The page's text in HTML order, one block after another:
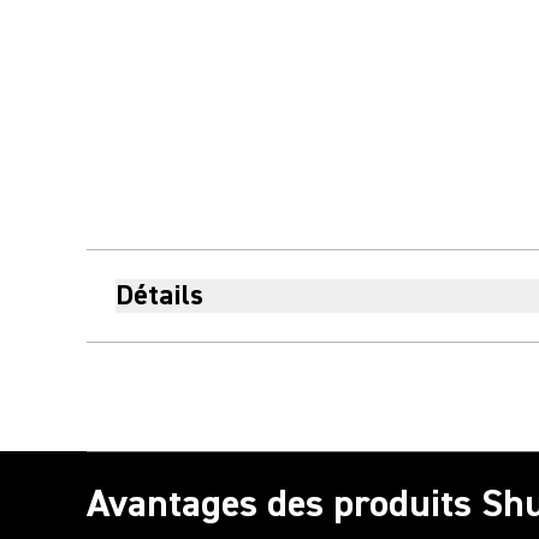
Détails
Avantages des produits